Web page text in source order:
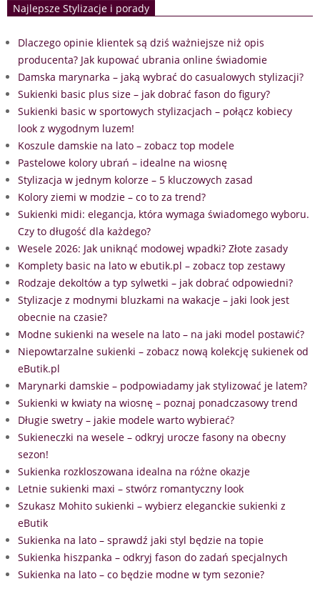
Najlepsze Stylizacje i porady
Dlaczego opinie klientek są dziś ważniejsze niż opis
producenta? Jak kupować ubrania online świadomie
Damska marynarka – jaką wybrać do casualowych stylizacji?
Sukienki basic plus size – jak dobrać fason do figury?
Sukienki basic w sportowych stylizacjach – połącz kobiecy
look z wygodnym luzem!
Koszule damskie na lato – zobacz top modele
Pastelowe kolory ubrań – idealne na wiosnę
Stylizacja w jednym kolorze – 5 kluczowych zasad
Kolory ziemi w modzie – co to za trend?
Sukienki midi: elegancja, która wymaga świadomego wyboru.
Czy to długość dla każdego?
Wesele 2026: Jak uniknąć modowej wpadki? Złote zasady
Komplety basic na lato w ebutik.pl – zobacz top zestawy
Rodzaje dekoltów a typ sylwetki – jak dobrać odpowiedni?
Stylizacje z modnymi bluzkami na wakacje – jaki look jest
obecnie na czasie?
Modne sukienki na wesele na lato – na jaki model postawić?
Niepowtarzalne sukienki – zobacz nową kolekcję sukienek od
eButik.pl
Marynarki damskie – podpowiadamy jak stylizować je latem?
Sukienki w kwiaty na wiosnę – poznaj ponadczasowy trend
Długie swetry – jakie modele warto wybierać?
Sukieneczki na wesele – odkryj urocze fasony na obecny
sezon!
Sukienka rozkloszowana idealna na różne okazje
Letnie sukienki maxi – stwórz romantyczny look
Szukasz Mohito sukienki – wybierz eleganckie sukienki z
eButik
Sukienka na lato – sprawdź jaki styl będzie na topie
Sukienka hiszpanka – odkryj fason do zadań specjalnych
Sukienka na lato – co będzie modne w tym sezonie?